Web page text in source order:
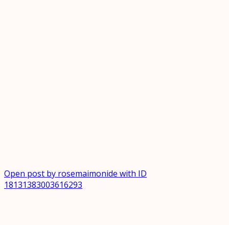
Open post by rosemaimonide with ID
18131383003616293